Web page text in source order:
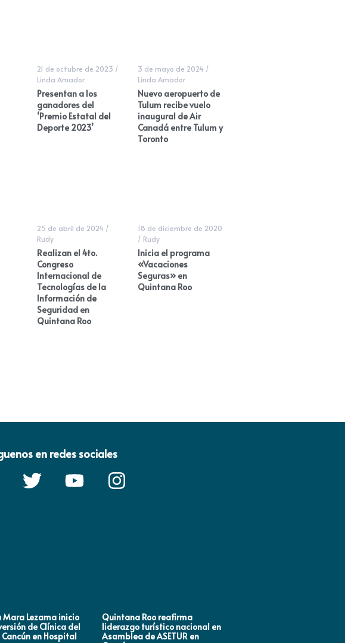
21 de octubre de 2023 /
Linda Amador
Presentan a los
ganadores del
‘Premio Estatal del
Deporte 2023’
3 de mayo de 2024 /
Linda Amador
Nuevo aeropuerto de
Tulum recibe vuelo
inaugural de Air
Canadá entre Tulum y
Toronto
25 de abril de 2024 /
Rudy
Realizan el 4to.
Congreso
Internacional de
Tecnologías de la
Información de
Seguridad en
Quintana Roo
18 de diciembre de 2020
/ Rudy
Inicia el programa
«Vacaciones
Seguras» en
Quintana Roo
en redes sociales
Mara Lezama inicio
de Clínica del
Cancún en Hospital
Quintana Roo reafirma
liderazgo turístico nacional en
Asamblea de ASETUR en